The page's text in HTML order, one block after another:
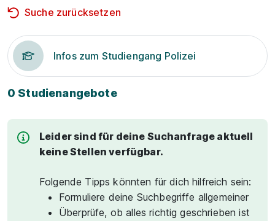
Suche zurücksetzen
Infos zum Studiengang Polizei
0 Studienangebote
Leider sind für deine Suchanfrage aktuell
keine Stellen verfügbar.
Folgende Tipps könnten für dich hilfreich sein:
Formuliere deine Suchbegriffe allgemeiner
Überprüfe, ob alles richtig geschrieben ist